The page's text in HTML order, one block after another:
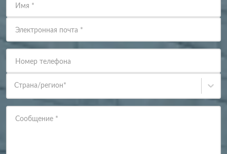
Имя *
Электронная почта *
Номер телефона
Страна/регион*
Сообщение *